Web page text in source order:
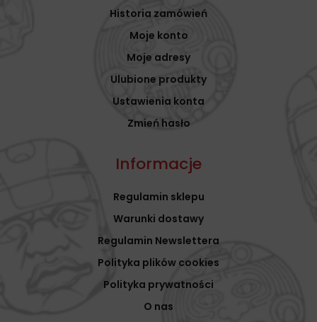
Historia zamówień
Moje konto
Moje adresy
Ulubione produkty
Ustawienia konta
Zmień hasło
Informacje
Regulamin sklepu
Warunki dostawy
Regulamin Newslettera
Polityka plików cookies
Polityka prywatności
O nas